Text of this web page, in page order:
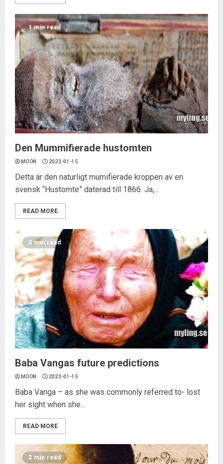
1 min read
Den Mummifierade hustomten
MOON 2023-01-15
Detta är den naturligt mumifierade kroppen av en
svensk “Hustomte” daterad till 1866. Ja,...
READ MORE
2 min read
Baba Vangas future predictions
MOON 2023-01-15
Baba Vanga – as she was commonly referred to- lost
her sight when she...
READ MORE
2 min read